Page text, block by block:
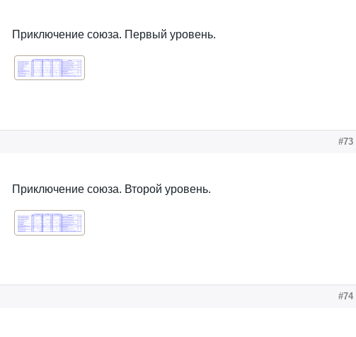
Приключение союза. Первый уровень.
#73
Приключение союза. Второй уровень.
#74